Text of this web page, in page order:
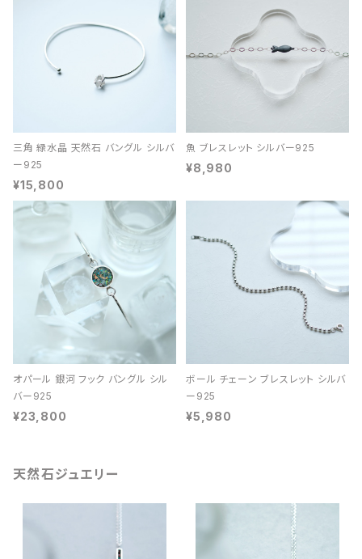
三角 緑水晶 天然石 バングル シルバ
ー925
¥15,800
魚 ブレスレット シルバー925
¥8,980
オパール 銀河 フック バングル シル
バー925
¥23,800
ボール チェーン ブレスレット シルバ
ー925
¥5,980
天然石ジュエリー